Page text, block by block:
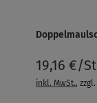
19,16 €/
inkl. MwSt.,